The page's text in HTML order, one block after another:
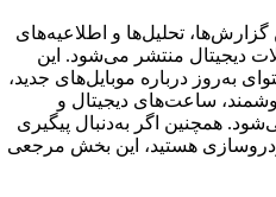
تحلیل‌ها و اطلاعیه‌های
منتشر می‌شود. این
به‌روز درباره موبایل‌های جدید،
ساعت‌های دیجیتال و
همچنین اگر به‌دنبال پیگیری
هستید، این بخش مرجعی